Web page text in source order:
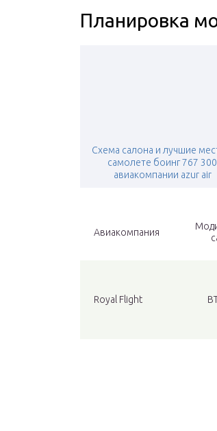
Планировка
Схема салона и лучшие
самолете боинг 767 300
авиакомпании azur air
Авиакомпания
Royal Flight